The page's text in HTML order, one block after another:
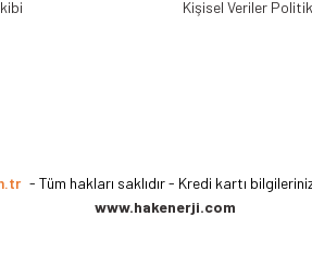
Kişisel Veriler
- Tüm hakları saklıdır - Kredi kartı
www.hakenerji.com